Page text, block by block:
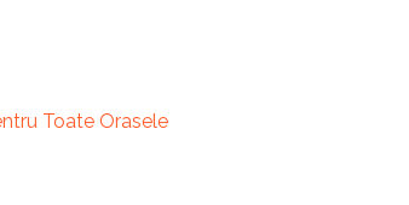
Toate Orasele